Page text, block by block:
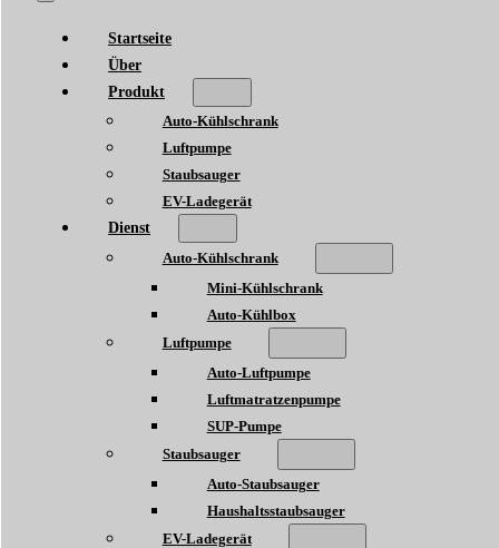
Startseite
Über
Produkt
Auto-Kühlschrank
Luftpumpe
Staubsauger
EV-Ladegerät
Dienst
Auto-Kühlschrank
Mini-Kühlschrank
Auto-Kühlbox
Luftpumpe
Auto-Luftpumpe
Luftmatratzenpumpe
SUP-Pumpe
Staubsauger
Auto-Staubsauger
Haushaltsstaubsauger
EV-Ladegerät